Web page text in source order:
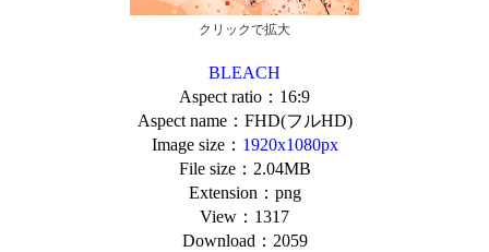
クリックで拡大
BLEACH
Aspect ratio：16:9
Aspect name：FHD(フルHD)
Image size： 1920x1080px
File size：2.04MB
Extension：png
View：1317
Download：2059